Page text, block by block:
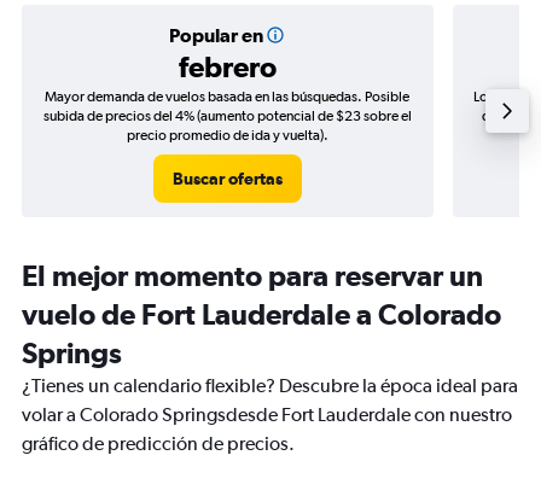
Popular en
febrero
Mayor demanda de vuelos basada en las búsquedas. Posible
subida de precios del 4% (aumento potencial de $23 sobre el
precio promedio de ida y vuelta).
Buscar ofertas
Los
de
El mejor momento para reservar un
vuelo de Fort Lauderdale a Colorado
Springs
¿Tienes un calendario flexible? Descubre la época ideal para
volar a Colorado Springsdesde Fort Lauderdale con nuestro
gráfico de predicción de precios.